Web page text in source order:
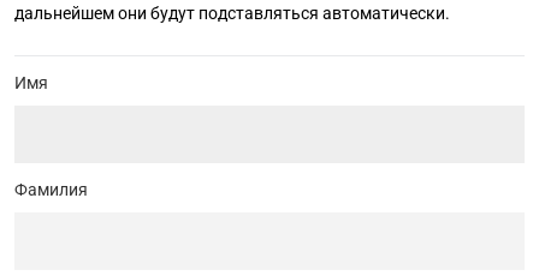
дальнейшем они будут подставляться автоматически.
Имя
Фамилия